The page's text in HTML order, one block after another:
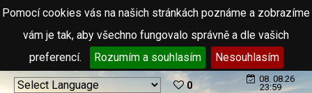
Pomocí cookies vás na našich stránkách poznáme a zobrazíme
vám je tak, aby všechno fungovalo správně a dle vašich
preferencí.
Rozumím a souhlasím Nesouhlasím
0
08. 08.26
23:59